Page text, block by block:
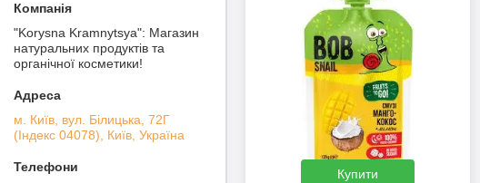
Купити
"Korysna Kramnytsya": Магазин
натуральних продуктів та
органічної косметики!
м. Київ, вул. Білицька, 72Г
(Індекс 04078), Київ, Україна